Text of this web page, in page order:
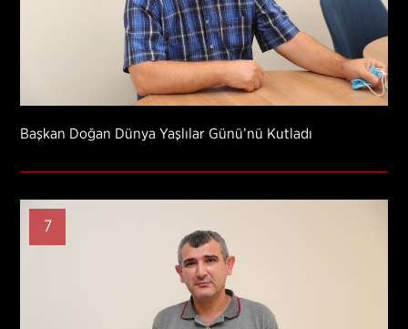
Başkan Doğan Dünya Yaşlılar Günü’nü Kutladı
7